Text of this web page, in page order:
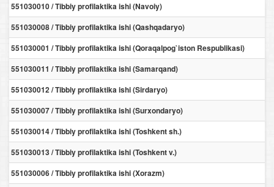
551030010 / Tibbiy profilaktika ishi (Navoiy)
551030008 / Tibbiy profilaktika ishi (Qashqadaryo)
551030001 / Tibbiy profilaktika ishi (Qoraqalpog`iston Respublikasi)
551030011 / Tibbiy profilaktika ishi (Samarqand)
551030012 / Tibbiy profilaktika ishi (Sirdaryo)
551030007 / Tibbiy profilaktika ishi (Surxondaryo)
551030014 / Tibbiy profilaktika ishi (Toshkent sh.)
551030013 / Tibbiy profilaktika ishi (Toshkent v.)
551030006 / Tibbiy profilaktika ishi (Xorazm)